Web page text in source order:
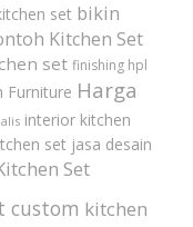
set bikin
Kitchen Set
set finishing hpl
Furniture Harga
interior kitchen
set jasa desain
Set
custom kitchen